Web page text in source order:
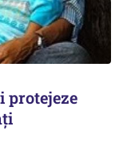
protejeze